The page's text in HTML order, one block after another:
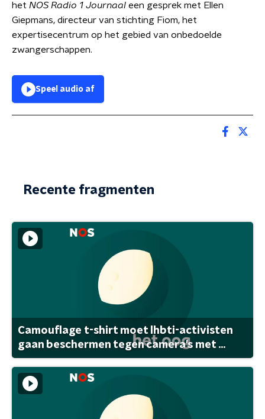
het NOS Radio 1 Journaal een gesprek met Ellen
Giepmans, directeur van stichting Fiom, het
expertisecentrum op het gebied van onbedoelde
zwangerschappen.
Speel audio af
Recente fragmenten
Camouflage t-shirt moet lhbti-activisten
gaan beschermen tegen camera's met ...